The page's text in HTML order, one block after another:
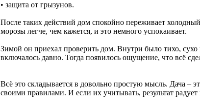
• защита от грызунов.
После таких действий дом спокойно переживает
морозы легче, чем кажется, и это немного успокаивает.
Зимой он приехал проверить дом. Внутри было тихо,
включалось давно. Тогда появилось ощущение, что всё
Всё это складывается в довольно простую мысль. Дача –
своими правилами. И если их учитывать, результат радует